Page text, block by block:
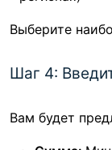
Выберите
Шаг 4:
Вам будет